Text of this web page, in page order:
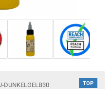
TOP
DUNKELGELB30